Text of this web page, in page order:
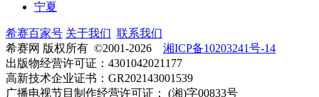
宁夏
希赛百家号 关于我们 联系我们
希赛网 版权所有 ©2001-2026 湘ICP备10203241号-14
出版物经营许可证：4301042021177
高新技术企业证书：GR202143001539
广播电视节目制作经营许可证： (湘)字00833号